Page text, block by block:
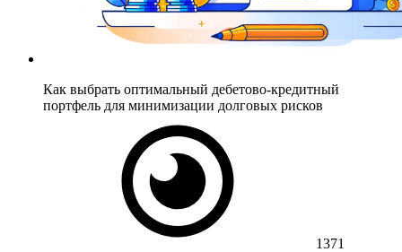
Как выбрать оптимальный дебетово-кредитный
портфель для минимизации долговых рисков
1371